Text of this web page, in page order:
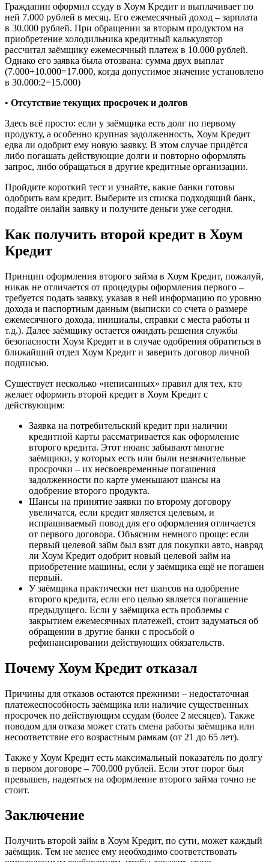
Гражданин оформил ссуду в Хоум Кредит и выплачивает по
ней 7.000 рублей в месяц. Его ежемесячный доход – зарплата
в 30.000 рублей. При обращении за вторым продуктом на
приобретение холодильника кредитный калькулятор
рассчитал заёмщику ежемесячный платеж в 10.000 рублей.
Однако его заявка была отозвана: сумма двух выплат
(7.000+10.000=17.000, когда допустимое значение установлено
в 30.000:2=15.000)
• Отсутствие текущих просрочек и долгов
Здесь всё просто: если у заёмщика есть долг по первому
продукту, а особенно крупная задолженность, Хоум Кредит
едва ли одобрит ему новую заявку. В этом случае придётся
либо погашать действующие долги и повторно оформлять
запрос, либо обращаться в другие кредитные организации.
Пройдите короткий тест и узнайте, какие банки готовы
одобрить вам кредит. Выберите из списка подходящий банк,
подайте онлайн заявку и получите деньги уже сегодня.
Как получить второй кредит в Хоум
Кредит
Принцип оформления второго займа в Хоум Кредит, пожалуй,
никак не отличается от процедуры оформления первого –
требуется подать заявку, указав в ней информацию по уровню
дохода и паспортным данным (выписки со счета о размере
ежемесячного дохода, инициалы, справки с места работы и
т.д.). Далее заёмщику остается ожидать решения службы
безопасности Хоум Кредит и в случае одобрения обратиться в
ближайший отдел Хоум Кредит и заверить договор личной
подписью.
Существует несколько «неписанных» правил для тех, кто
желает оформить второй кредит в Хоум Кредит с
действующим:
Заявка на потребительский кредит при наличии
кредитной карты рассматривается как оформление
второго кредита. Этот нюанс забывают многие
заёмщики, у которых есть или были незначительные
просрочки – их несвоевременные погашения
задолженности по карте уменьшают шансы на
одобрение второго продукта.
Шансы на принятие заявки по второму договору
увеличатся, если кредит является целевым, и
испрашиваемый повод для его оформления отличается
от первого договора. Объясним немного проще: если
первый целевой займ был взят для покупки авто, навряд
ли Хоум Кредит одобрит новый целевой займ на
приобретение машины, если у заёмщика ещё не погашен
первый.
У заёмщика практически нет шансов на одобрение
второго кредита, если его целью является погашение
предыдущего. Если у заёмщика есть проблемы с
закрытием ежемесячных платежей, стоит задуматься об
обращении в другие банки с просьбой о
рефинансировании действующих обязательств.
Почему Хоум Кредит отказал
Причины для отказов остаются прежними – недостаточная
платежеспособность заёмщика или наличие существенных
просрочек по действующим ссудам (более 2 месяцев). Также
поводом для отказа может стать смена работы заёмщика или
несоответствие его возрастным рамкам (от 21 до 65 лет).
Также у Хоум Кредит есть максимальный показатель по долгу
в первом договоре – 700.000 рублей. Если этот порог был
превышен, надеяться на оформление второго займа точно не
стоит.
Заключение
Получить второй займ в Хоум Кредит, по сути, может каждый
заёмщик. Тем не менее ему необходимо соответствовать